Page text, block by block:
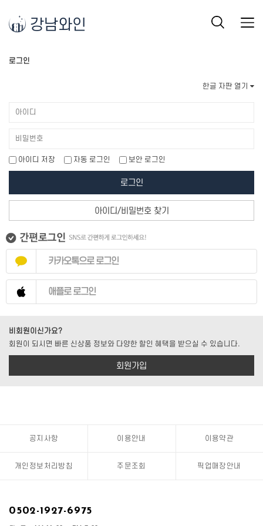
강남와인
로그인
한글 자판 열기
아이디 저장 자동 로그인 보안 로그인
로그인
아이디/비밀번호 찾기
카카오톡으로 로그인
애플로 로그인
비회원이신가요?
회원이 되시면 빠른 신상품 정보와 다양한 할인 혜택을 받으실 수 있습니다.
회원가입
공지사항 이용안내 이용약관
개인정보처리방침 주문조회 픽업매장안내
0502-1927-6975